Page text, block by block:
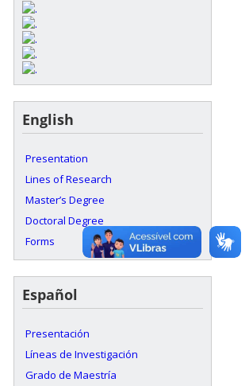
English
Presentation
Lines of Research
Master’s Degree
Doctoral Degree
Forms
Español
Presentación
Líneas de Investigación
Grado de Maestría